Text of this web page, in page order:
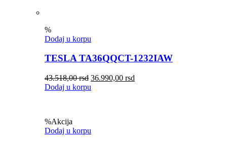
%
Dodaj u korpu
TESLA TA36QQCT-1232IAW
43.518,00rsd 36.990,00 rsd
Dodaj u korpu
%Akcija
Dodaj u korpu